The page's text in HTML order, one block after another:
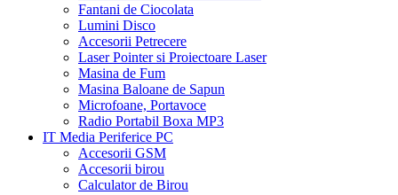
Fantani de Ciocolata
Lumini Disco
Accesorii Petrecere
Laser Pointer si Proiectoare Laser
Masina de Fum
Masina Baloane de Sapun
Microfoane, Portavoce
Radio Portabil Boxa MP3
IT Media Periferice PC
Accesorii GSM
Accesorii birou
Calculator de Birou